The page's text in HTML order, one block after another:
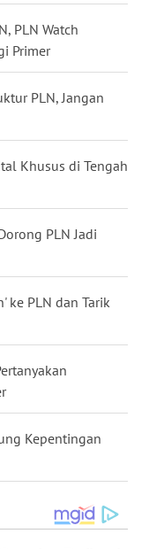
PLN Watch
Primer
PLN, Jangan
Khusus di Tengah
PLN Jadi
ke PLN dan Tarik
Kepentingan